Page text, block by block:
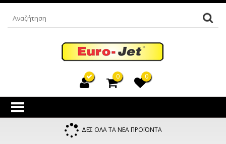
0 0
ΔΕΣ ΟΛΑ ΤΑ ΝΕΑ ΠΡΟΪΟΝΤΑ